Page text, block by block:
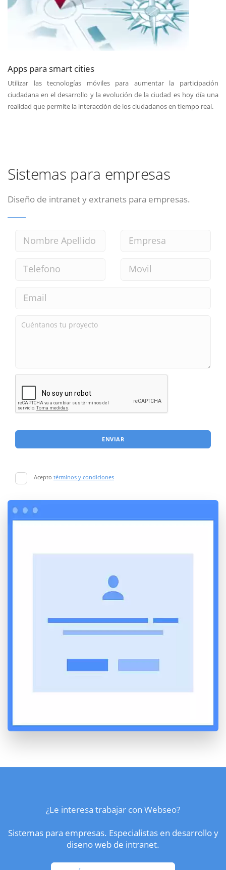
Apps para smart cities
Utilizar las tecnologías móviles para aumentar la participación
ciudadana en el desarrollo y la evolución de la ciudad es hoy día una
realidad que permite la interacción de los ciudadanos en tiempo real.
Sistemas para empresas
Diseño de intranet y extranets para empresas.
ENVIAR
Acepto términos y condiciones
¿Le interesa trabajar con Webseo?
Sistemas para empresas. Especialistas en desarrollo y
diseno web de intranet.